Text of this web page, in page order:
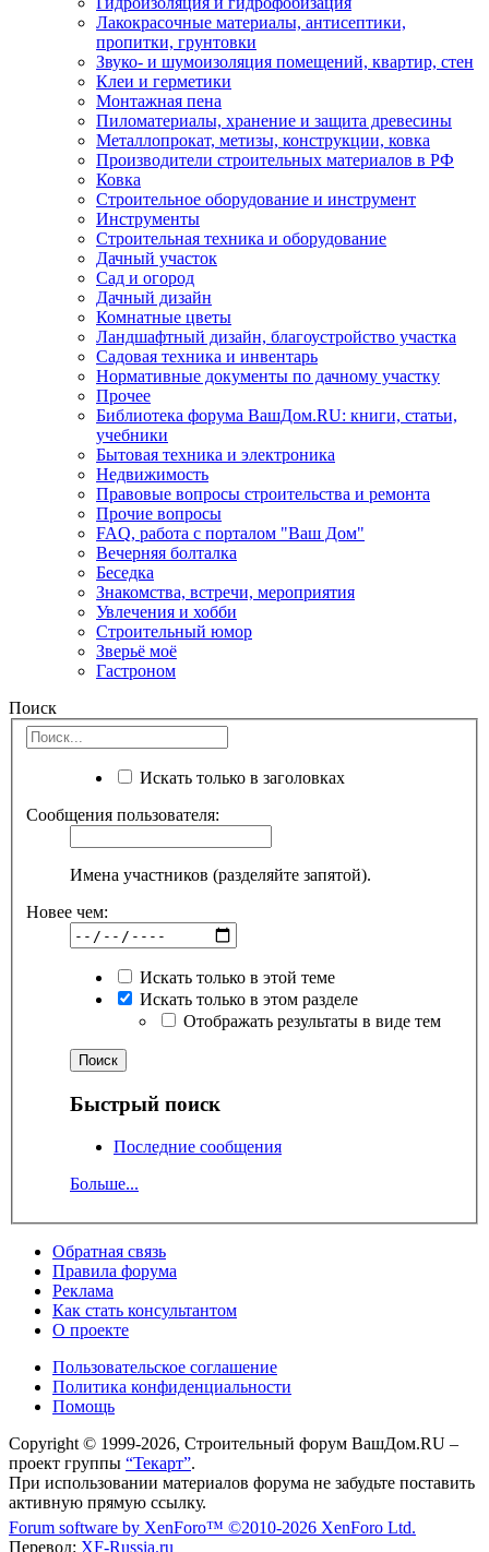
Лакокрасочные материалы, антисептики,
пропитки, грунтовки
Звуко- и шумоизоляция помещений, квартир, стен
Клеи и герметики
Монтажная пена
Пиломатериалы, хранение и защита древесины
Металлопрокат, метизы, конструкции, ковка
Производители строительных материалов в РФ
Ковка
Строительное оборудование и инструмент
Инструменты
Строительная техника и оборудование
Дачный участок
Сад и огород
Дачный дизайн
Комнатные цветы
Ландшафтный дизайн, благоустройство участка
Садовая техника и инвентарь
Нормативные документы по дачному участку
Прочее
Библиотека форума ВашДом.RU: книги, статьи,
учебники
Бытовая техника и электроника
Недвижимость
Правовые вопросы строительства и ремонта
Прочие вопросы
FAQ, работа с порталом "Ваш Дом"
Вечерняя болталка
Беседка
Знакомства, встречи, мероприятия
Увлечения и хобби
Строительный юмор
Зверьё моё
Гастроном
Поиск
Искать только в заголовках
Сообщения пользователя:
Имена участников (разделяйте запятой).
Новее чем:
Искать только в этой теме
Искать только в этом разделе
Отображать результаты в виде тем
Быстрый поиск
Последние сообщения
Больше...
Обратная связь
Правила форума
Реклама
Как стать консультантом
О проекте
Пользовательское соглашение
Политика конфиденциальности
Помощь
Copyright © 1999-2026, Строительный форум ВашДом.RU –
проект группы “Текарт”.
При использовании материалов форума не забудьте поставить
активную прямую ссылку.
Forum software by XenForo™ ©2010-2026 XenForo Ltd.
Перевод: XF-Russia.ru